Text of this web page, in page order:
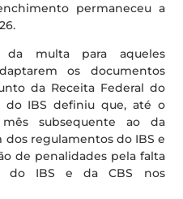
permaneceu a
da multa para aqueles
os documentos
da Receita Federal do
do IBS definiu que, até o
subsequente ao da
regulamentos do IBS e
de penalidades pela falta
do IBS e da CBS nos